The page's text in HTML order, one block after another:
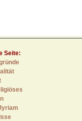
Seite: